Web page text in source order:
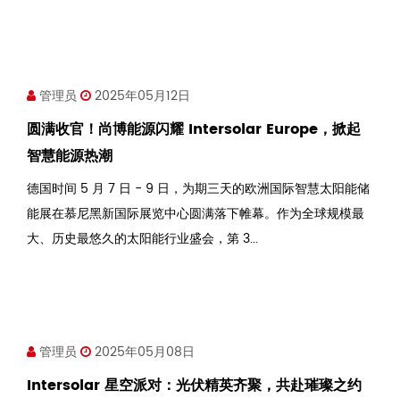
管理员 2025年05月12日
圆满收官！尚博能源闪耀 Intersolar Europe，掀起
智慧能源热潮
德国时间 5 月 7 日 - 9 日，为期三天的欧洲国际智慧太阳能储
能展在慕尼黑新国际展览中心圆满落下帷幕。作为全球规模最
大、历史最悠久的太阳能行业盛会，第 3...
管理员 2025年05月08日
Intersolar 星空派对：光伏精英齐聚，共赴璀璨之约